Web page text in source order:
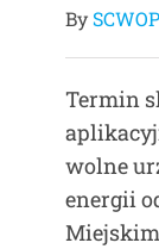
BySCWOP
Termin
wolne
energii